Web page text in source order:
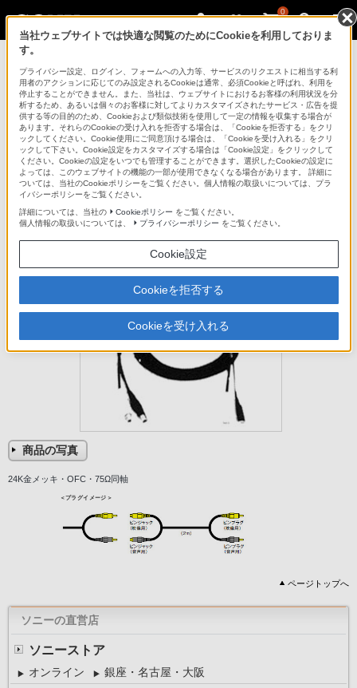
0
VMC-620M
延長ケーブル
延長ケーブル
VMC-620M
（2m）
生産完了
希望小売価格1,650円(税込)
商品の写真
24K金メッキ・OFC・75Ω同軸
ページトップへ
ソニーの直営店
ソニーストア
オンライン 銀座・名古屋・大阪
当社ウェブサイトでは快適な閲覧のためにCookieを利用しておりま
す。
プライバシー設定、ログイン、フォームへの入力等、サービスのリクエストに相当する利
用者のアクションに応じてのみ設定されるCookieは通常、必須Cookieと呼ばれ、利用を
停止することができません。また、当社は、ウェブサイトにおけるお客様の利用状況を分
析するため、あるいは個々のお客様に対してよりカスタマイズされたサービス・広告を提
供する等の目的のため、Cookieおよび類似技術を使用して一定の情報を収集する場合が
あります。それらのCookieの受け入れを拒否する場合は、「Cookieを拒否する」をクリ
ックしてください。Cookie使用にご同意頂ける場合は、「Cookieを受け入れる」をクリ
ックして下さい。Cookie設定をカスタマイズする場合は「Cookie設定」をクリックして
ください。Cookieの設定をいつでも管理することができます。選択したCookieの設定に
よっては、このウェブサイトの機能の一部が使用できなくなる場合があります。 詳細に
ついては、当社のCookieポリシーをご覧ください。個人情報の取扱いについては、プラ
イバシーポリシーをご覧ください。
詳細については、当社の
Cookieポリシー をご覧ください。
個人情報の取扱いについては、
プライバシーポリシー をご覧ください。
Cookie設定
Cookieを拒否する
Cookieを受け入れる